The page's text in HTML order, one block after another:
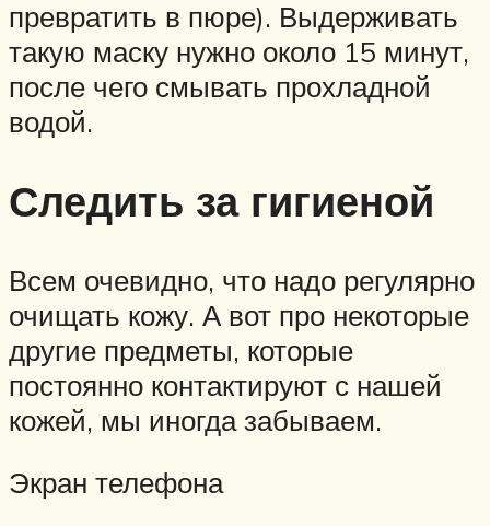
превратить в пюре). Выдерживать
такую маску нужно около 15 минут,
после чего смывать прохладной
водой.
Следить за гигиеной
Всем очевидно, что надо регулярно
очищать кожу. А вот про некоторые
другие предметы, которые
постоянно контактируют с нашей
кожей, мы иногда забываем.
Экран телефона